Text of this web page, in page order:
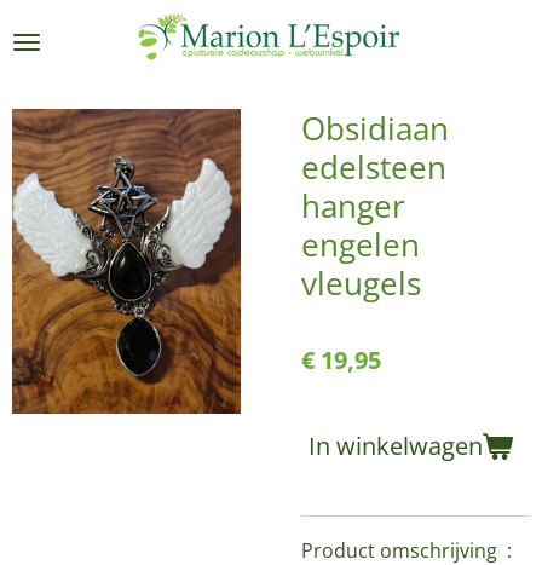
direct
de
hoofdinhoud
Obsidiaan
edelsteen
hanger
engelen
vleugels
€ 19,95
In winkelwagen
Product omschrijving :